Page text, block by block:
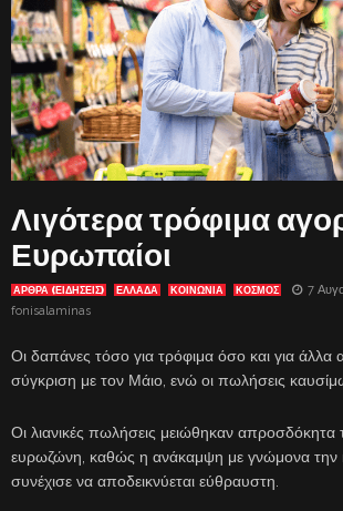
Λιγότερα τρόφιμα
Ευρωπαίοι
ΑΡΘΡΑ (ΕΙΔΗΣΕΙΣ) ΕΛΛΑΔΑ ΚΟΙΝΩΝΙΑ ΚΟΣΜΟΣ
7
fonisalaminas
Οι δαπάνες τόσο για τρόφιμα όσο και για άλλα
σύγκριση με τον Μάιο, ενώ οι πωλήσεις
Οι λιανικές πωλήσεις μειώθηκαν απροσδόκητα
ευρωζώνη, καθώς η ανάκαμψη με γνώμονα την
συνέχισε να αποδεικνύεται εύθραυστη.